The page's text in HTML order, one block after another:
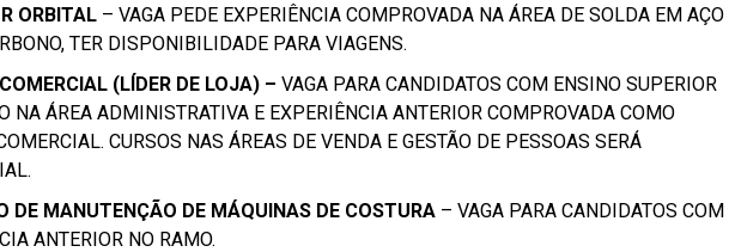
ORBITAL – VAGA PEDE EXPERIÊNCIA COMPROVADA NA ÁREA DE SOLDA EM AÇO
TER DISPONIBILIDADE PARA VIAGENS.
(LÍDER DE LOJA) – VAGA PARA CANDIDATOS COM ENSINO SUPERIOR
NA ÁREA ADMINISTRATIVA E EXPERIÊNCIA ANTERIOR COMPROVADA COMO
CURSOS NAS ÁREAS DE VENDA E GESTÃO DE PESSOAS SERÁ
DE MANUTENÇÃO DE MÁQUINAS DE COSTURA – VAGA PARA CANDIDATOS COM
ANTERIOR NO RAMO.